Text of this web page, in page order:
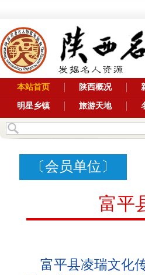
本站首页 陕西概况
明星乡镇 旅游天地
〔会员单位 〕
富平
富平县凌瑞文化